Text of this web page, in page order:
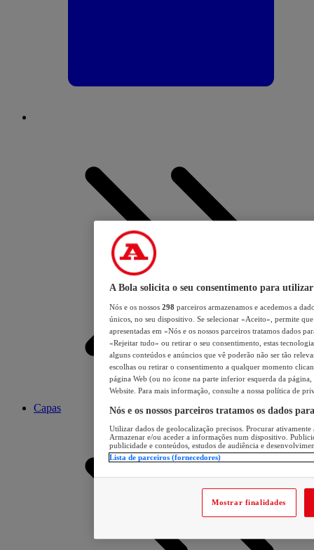
Capas
A Bola solicita o seu consentimento para utilizar
Nós e os nossos 298 parceiros armazenamos e acedemos a
únicos, no seu dispositivo. Se selecionar «Aceito», permite
apresentadas em «Nós e os nossos parceiros tratamos dados
«Rejeitar tudo» ou retirar o seu consentimento, estas
alguns conteúdos e anúncios que vê poderão não ser tão
escolhas ou retirar o consentimento a qualquer momento
página Web (ou no ícone na parte inferior esquerda da página,
Website. Para mais informação, consulte a nossa política de
Nós e os nossos parceiros tratamos os dados
Utilizar dados de geolocalização precisos. Procurar
Armazenar e/ou aceder a informações num dispositivo.
publicidade e conteúdos, estudos de audiência e
Lista de parceiros (fornecedores)
Mostrar finalidades